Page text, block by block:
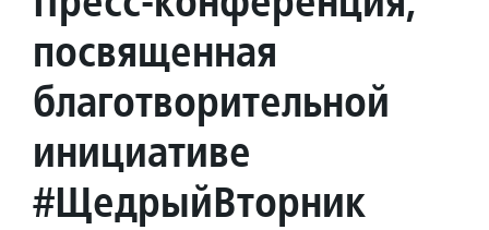
посвященная
благотворительной
инициативе
#ЩедрыйВторник